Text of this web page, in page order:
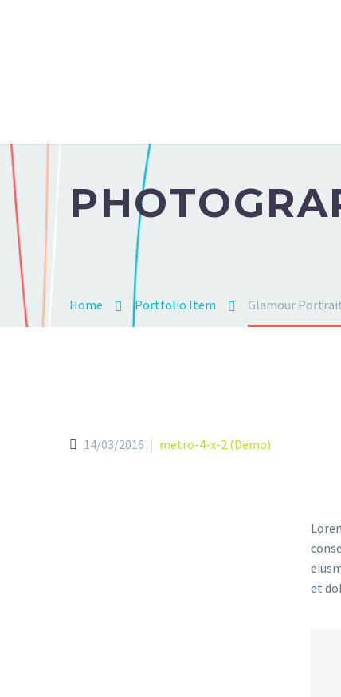
Home Portfolio Item Glamour
14/03/2016 metro-4-x-2 (Demo)
et